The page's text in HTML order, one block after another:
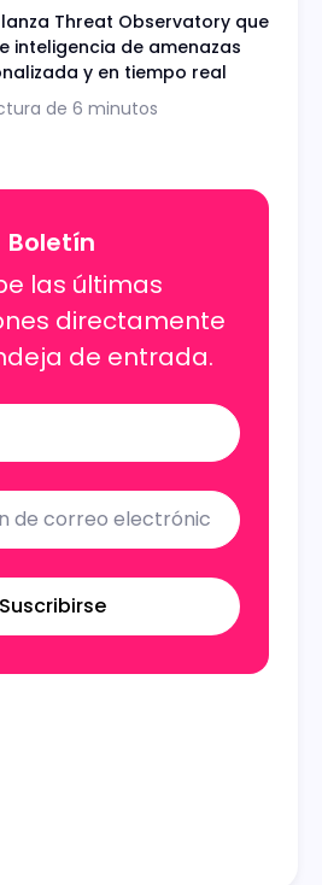
lanza Threat Observatory que
inteligencia de amenazas
y en tiempo real
de 6 minutos
Boletín
las últimas
directamente
de entrada.
Suscribirse